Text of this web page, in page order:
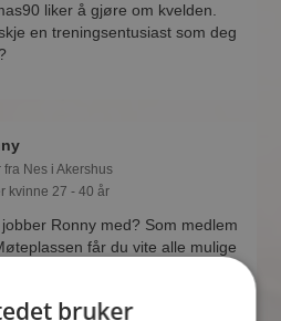
liker å gjøre om kvelden.
en treningsentusiast som deg
fra Nes i Akershus
kvinne 27 - 40 år
jobber Ronny med? Som medlem
får du vite alle mulige
bruker